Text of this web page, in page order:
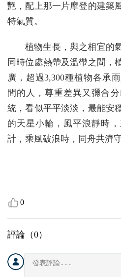
艷，配上那一片摩登的建築
特氣質。
植物生長，與之相宜的
同時位處熱帶及溫帶之間，
廣，超過3,300種植物各承
間的人，尊重差異又彌合
統，看似平平淡淡，最能安
的天星小輪，風平浪靜時
計，乘風破浪時，同舟共濟
0
評論（0）